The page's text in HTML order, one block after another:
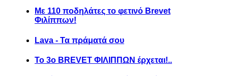
Με 110 ποδηλάτες το φετινό Brevet
Φιλίππων!
Lava - Τα πράματά σου
Το 3ο BREVET ΦΙΛΙΠΠΩΝ έρχεται!..